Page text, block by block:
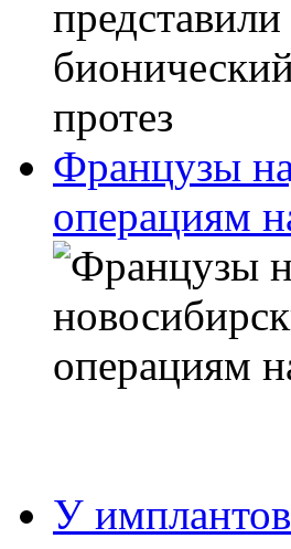
Французы
операциям
У